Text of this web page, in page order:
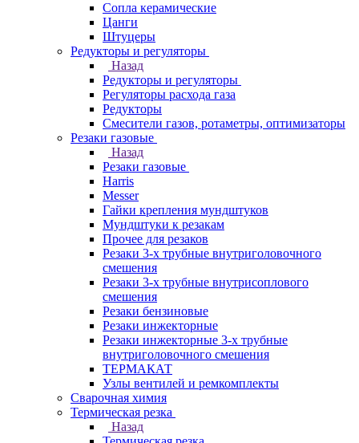
Сопла керамические
Цанги
Штуцеры
Редукторы и регуляторы
Назад
Редукторы и регуляторы
Регуляторы расхода газа
Редукторы
Смесители газов, ротаметры, оптимизаторы
Резаки газовые
Назад
Резаки газовые
Harris
Messer
Гайки крепления мундштуков
Мундштуки к резакам
Прочее для резаков
Резаки 3-х трубные внутриголовочного
смешения
Резаки 3-х трубные внутрисоплового
смешения
Резаки бензиновые
Резаки инжекторные
Резаки инжекторные 3-х трубные
внутриголовочного смешения
ТЕРМАКАТ
Узлы вентилей и ремкомплекты
Сварочная химия
Термическая резка
Назад